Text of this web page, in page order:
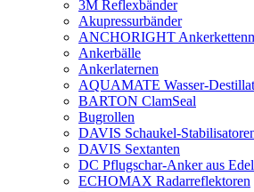
3M Reflexbänder
Akupressurbänder
ANCHORIGHT
Ankerbälle
Ankerlaternen
AQUAMATE Wasser-
BARTON ClamSeal
Bugrollen
DAVIS Schaukel-
DAVIS Sextanten
DC Pflugschar-Anker aus
ECHOMAX Radarreflektoren